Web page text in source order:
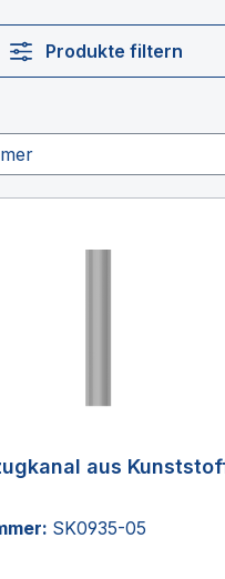
Produkte filtern
aus
SK0935-05